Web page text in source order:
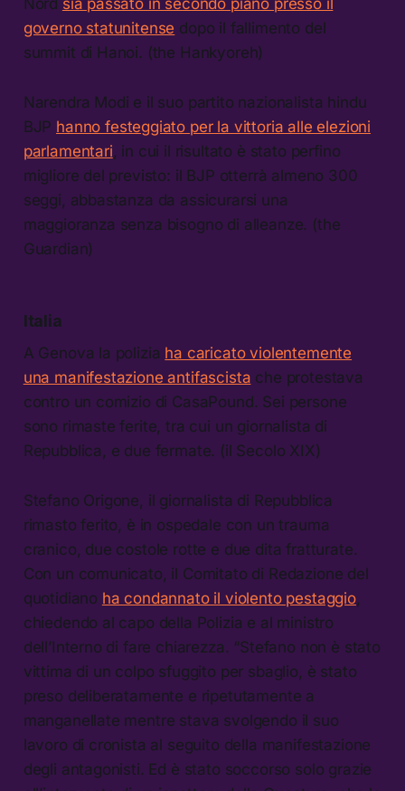
governo statunitense dopo il fallimento del
summit di Hanoi. (the Hankyoreh)
Narendra Modi e il suo partito nazionalista hindu
BJP hanno festeggiato per la vittoria alle elezioni
parlamentari , in cui il risultato è stato perfino
migliore del previsto: il BJP otterrà almeno 300
seggi, abbastanza da assicurarsi una
maggioranza senza bisogno di alleanze. (the
Guardian)
Italia
A Genova la polizia ha caricato violentemente
una manifestazione antifascista che protestava
contro un comizio di CasaPound. Sei persone
sono rimaste ferite, tra cui un giornalista di
Repubblica, e due fermate. (il Secolo XIX)
Stefano Origone, il giornalista di Repubblica
rimasto ferito, è in ospedale con un trauma
cranico, due costole rotte e due dita fratturate.
Con un comunicato, il Comitato di Redazione del
quotidiano ha condannato il violento pestaggio,
chiedendo al capo della Polizia e al ministro
dell’Interno di fare chiarezza. “Stefano non è stato
vittima di un colpo sfuggito per sbaglio, è stato
preso deliberatamente e ripetutamente a
manganellate mentre stava svolgendo il suo
lavoro di cronista al seguito della manifestazione
degli antagonisti. Ed è stato soccorso solo grazie